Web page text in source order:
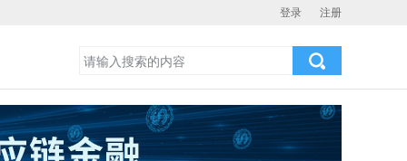
登录 注册